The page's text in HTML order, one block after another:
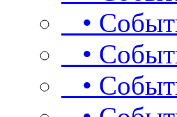
•
•
•